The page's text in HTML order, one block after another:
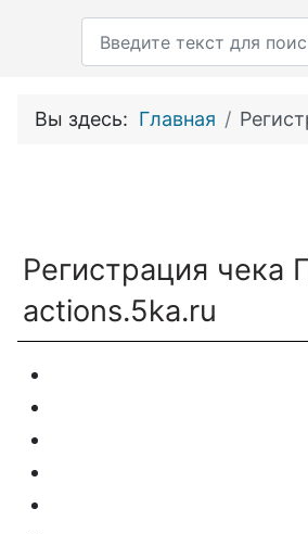
Вы здесь: Главная
Регистрация чека
actions.5ka.ru